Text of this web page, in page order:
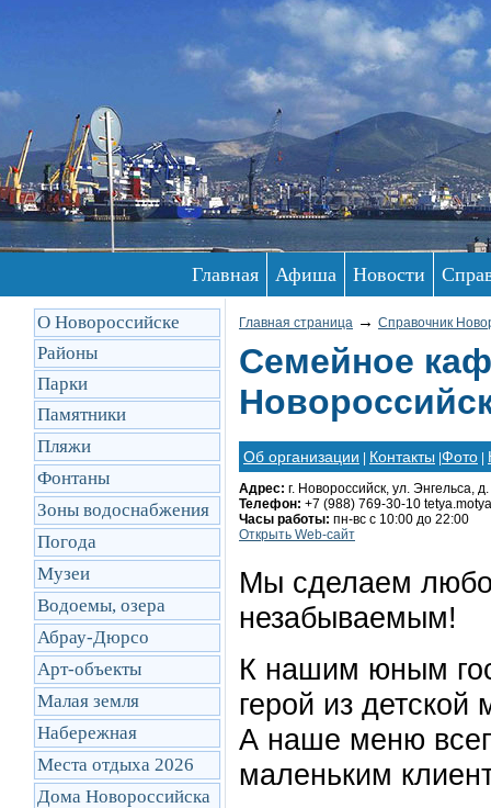
Главная Афиша Новости
О Новороссийске
Районы
Парки
Памятники
Пляжи
Фонтаны
Зоны водоснабжения
Погода
Музеи
Водоемы, озера
Абрау-Дюрсо
Арт-объекты
Малая земля
Набережная
Места отдыха 2026
Дома Новороссийска
Главная страница → Справочник
Семейное
Об организации Контакты Фото
Адрес: г. Новороссийск, ул. Энгельса,
Телефон: +7 (988) 769-30-10
Часы работы: пн-вс с 10:00 до 22:00
Открыть Web-сайт
Мы сделаем
незабываемым!
К нашим юным
герой из детской
А наше меню
маленьким